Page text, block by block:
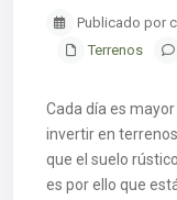
Publicado por
Terrenos
Cada día es
invertir en
que el suelo
es por ello que